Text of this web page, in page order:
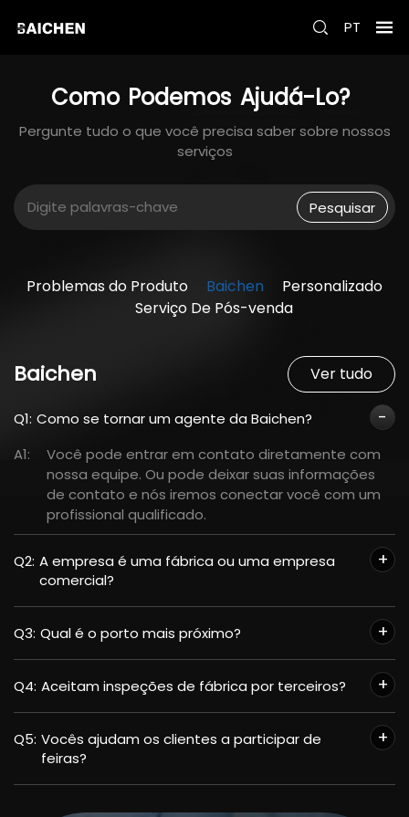
PT
Como Podemos Ajudá-Lo?
Pergunte tudo o que você precisa saber sobre nossos
serviços
Pesquisar
Problemas do Produto Baichen
Personalizado
Serviço De Pós-venda
Baichen Ver tudo
Q1: Como se tornar um agente da Baichen?
A1:
Você pode entrar em contato diretamente com
nossa equipe. Ou pode deixar suas informações
de contato e nós iremos conectar você com um
profissional qualificado.
Q2: A empresa é uma fábrica ou uma empresa
comercial?
Q3: Qual é o porto mais próximo?
Q4: Aceitam inspeções de fábrica por terceiros?
Q5: Vocês ajudam os clientes a participar de
feiras?